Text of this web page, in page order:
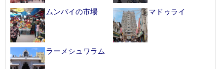
ムンバイの市場 マドゥライ
ラーメシュワラム